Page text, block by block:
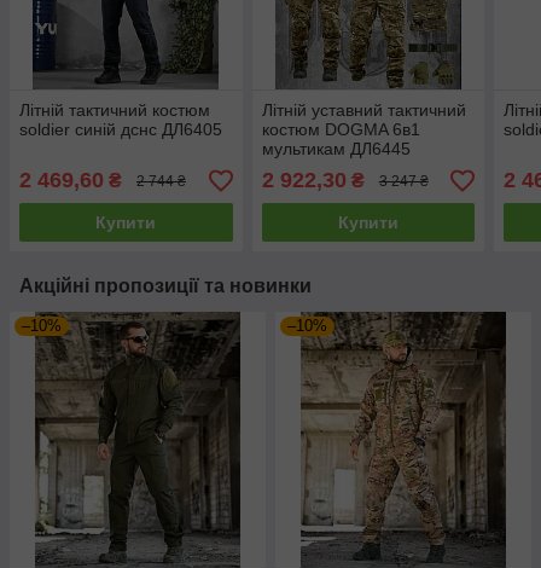
Літній тактичний костюм
soldier синій дснс ДЛ6405
2 469,60 ₴ 2 744 ₴
Купити
Літній уставний тактичний
костюм DOGMA 6в1
мультикам ДЛ6445
2 922,30 ₴ 3 247 ₴
Купити
2
Акційні пропозиції та новинки
–10% –10%